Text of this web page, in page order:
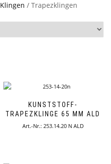
Klingen / Trapezklingen
KUNSTSTOFF-
TRAPEZKLINGE 65 MM ALD
Art.-Nr.: 253.14.20 N ALD